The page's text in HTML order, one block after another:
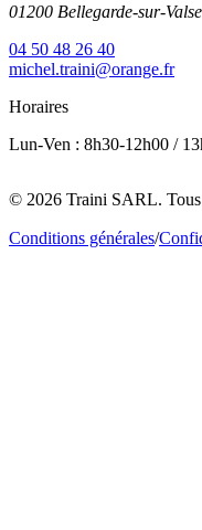
01200 Bellegarde-sur-
04 50 48 26 40
michel.traini@orange.fr
Horaires
Lun-Ven : 8h30-12h00 /
© 2026 Traini SARL. Tous
Conditions générales/